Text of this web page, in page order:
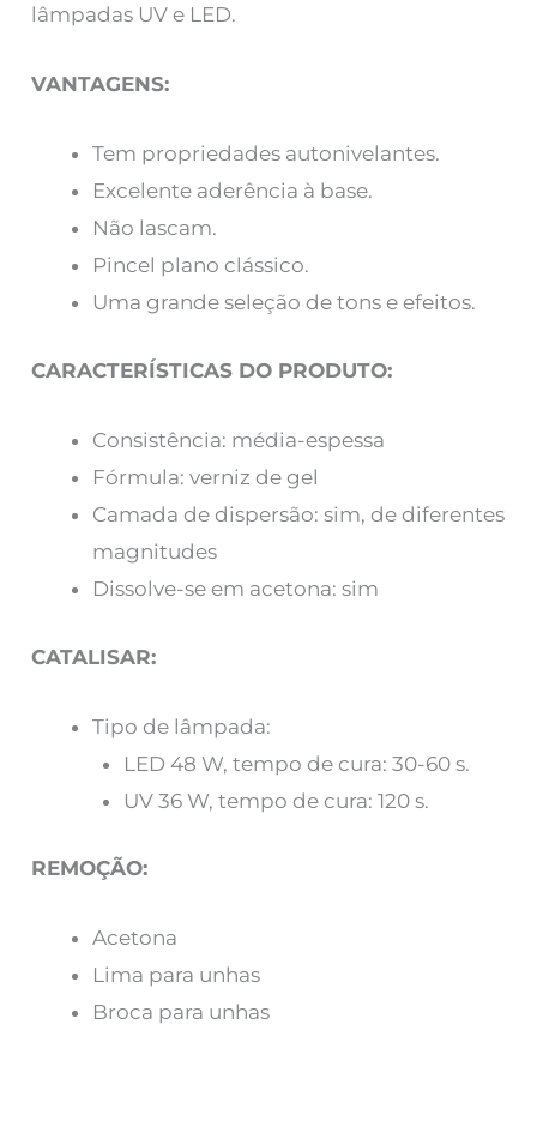
lâmpadas UV e LED.
VANTAGENS:
Tem propriedades autonivelantes.
Excelente aderência à base.
Não lascam.
Pincel plano clássico.
Uma grande seleção de tons e efeitos.
CARACTERÍSTICAS DO PRODUTO:
Consistência: média-espessa
Fórmula: verniz de gel
Camada de dispersão: sim, de diferentes
magnitudes
Dissolve-se em acetona: sim
CATALISAR:
Tipo de lâmpada:
LED 48 W, tempo de cura: 30-60 s.
UV 36 W, tempo de cura: 120 s.
REMOÇÃO:
Acetona
Lima para unhas
Broca para unhas